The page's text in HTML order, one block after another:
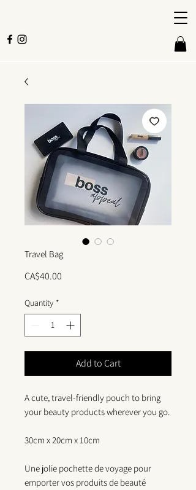
Travel Bag
CA$40.00
Quantity *
Add to Cart
A cute, travel-friendly pouch to bring
your beauty products wherever you go.
30cm x 20cm x 10cm
Une jolie pochette de voyage pour
emporter vos produits de beauté